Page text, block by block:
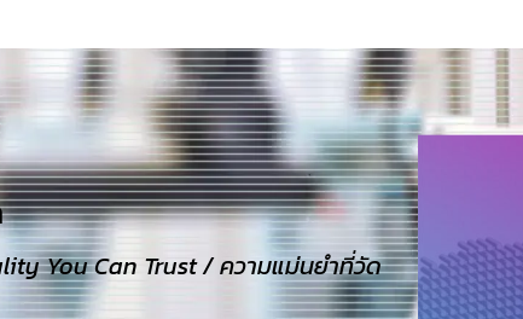
You Can Trust / ความแม่นยำที่วัด